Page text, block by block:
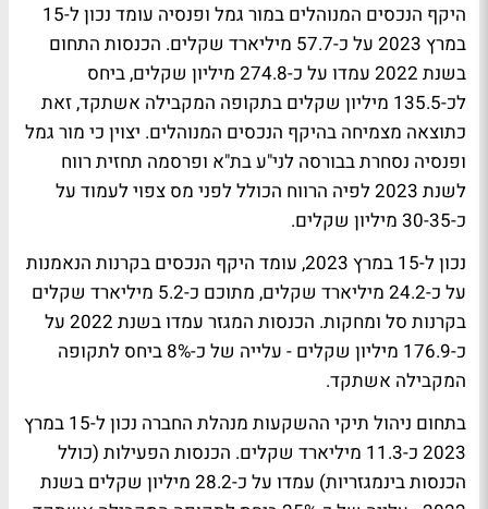
היקף הנכסים המנוהלים במור גמל ופנסיה עומד נכון ל-15
במרץ 2023 על כ-57.7 מיליארד שקלים. הכנסות התחום
בשנת 2022 עמדו על כ-274.8 מיליון שקלים, ביחס
לכ-135.5 מיליון שקלים בתקופה המקבילה אשתקד, זאת
כתוצאה מצמיחה בהיקף הנכסים המנוהלים. יצוין כי מור גמל
ופנסיה נסחרת בבורסה לני"ע בת"א ופרסמה תחזית רווח
לשנת 2023 לפיה הרווח הכולל לפני מס צפוי לעמוד על
כ-30-35 מיליון שקלים.
נכון ל-15 במרץ 2023, עומד היקף הנכסים בקרנות הנאמנות
על כ-24.2 מיליארד שקלים, מתוכם כ-5.2 מיליארד שקלים
בקרנות סל ומחקות. הכנסות המגזר עמדו בשנת 2022 על
כ-176.9 מיליון שקלים - עלייה של כ-8% ביחס לתקופה
המקבילה אשתקד.
בתחום ניהול תיקי ההשקעות מנהלת החברה נכון ל-15 במרץ
2023 כ-11.3 מיליארד שקלים. הכנסות הפעילות (כולל
הכנסות בינמגזריות) עמדו על כ-28.2 מיליון שקלים בשנת